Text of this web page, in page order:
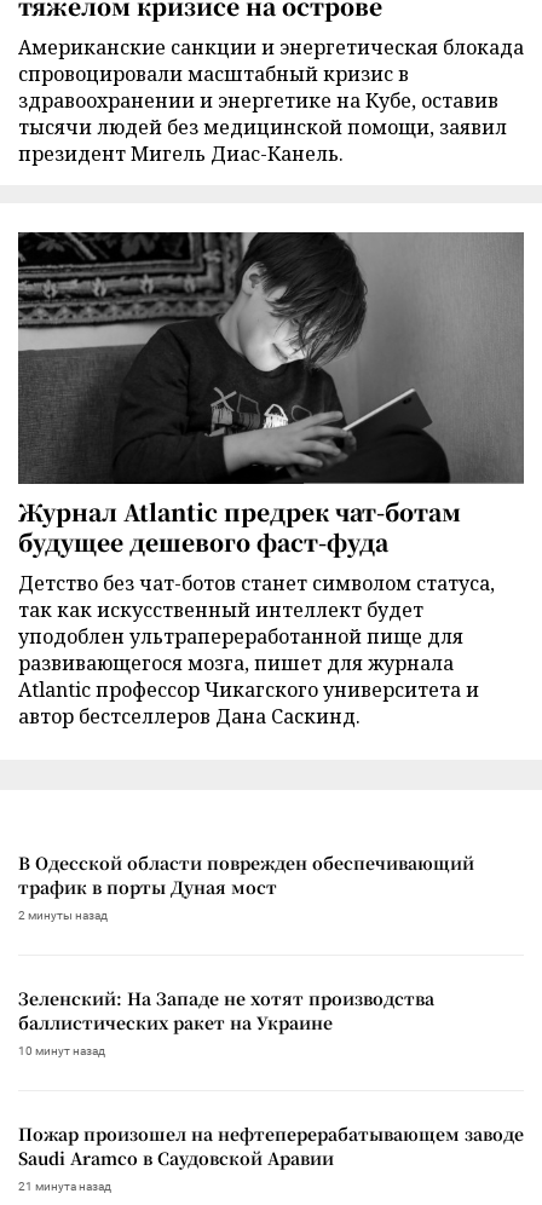
Американские санкции и энергетическая блокада
спровоцировали масштабный кризис в
здравоохранении и энергетике на Кубе, оставив
тысячи людей без медицинской помощи, заявил
президент Мигель Диас-Канель.
Журнал Atlantic предрек чат-ботам
будущее дешевого фаст-фуда
Детство без чат-ботов станет символом статуса,
так как искусственный интеллект будет
уподоблен ультрапереработанной пище для
развивающегося мозга, пишет для журнала
Atlantic профессор Чикагского университета и
автор бестселлеров Дана Саскинд.
В Одесской области поврежден обеспечивающий
трафик в порты Дуная мост
2 минуты назад
Зеленский: На Западе не хотят производства
баллистических ракет на Украине
10 минут назад
Пожар произошел на нефтеперерабатывающем заводе
Saudi Aramco в Саудовской Аравии
21 минута назад